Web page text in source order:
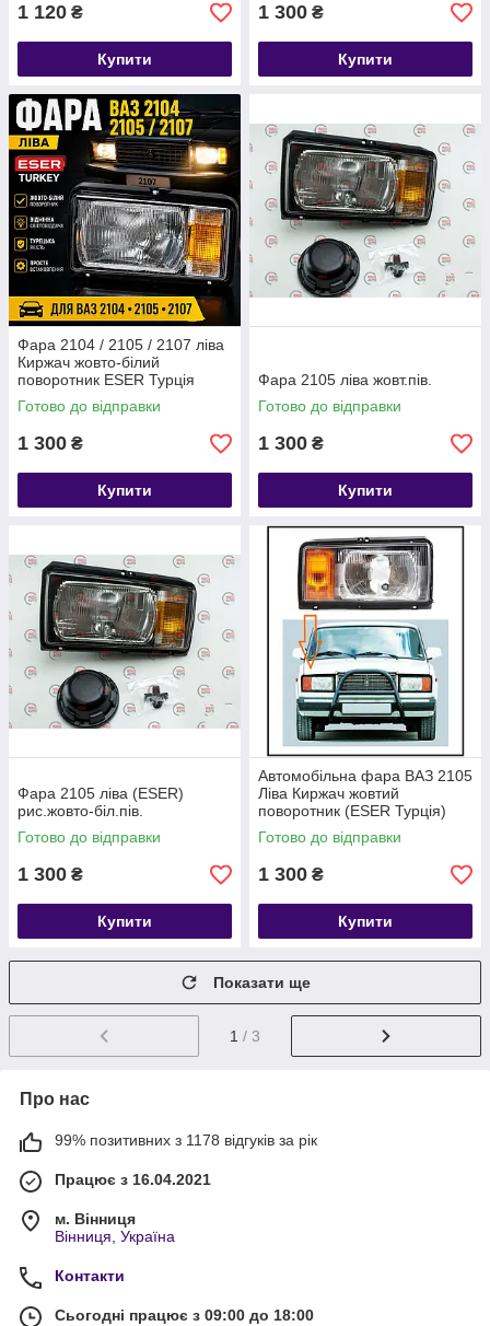
1 120 ₴
Купити
1 300 ₴
Купити
Фара 2104 / 2105 / 2107 ліва
Киржач жовто-білий
поворотник ESER Турція
Готово до відправки
1 300 ₴
Купити
Фара 2105 ліва жовт.пів.
Готово до відправки
1 300 ₴
Купити
Фара 2105 ліва (ESER)
рис.жовто-біл.пів.
Готово до відправки
1 300 ₴
Купити
Автомобільна фара ВАЗ 2105
Ліва Киржач жовтий
поворотник (ESER Турція)
Готово до відправки
1 300 ₴
Купити
Показати ще
1 / 3
Про нас
99% позитивних з 1178 відгуків за рік
Працює з 16.04.2021
м. Вінниця
Вінниця, Україна
Контакти
Сьогодні працює з 09:00 до 18:00